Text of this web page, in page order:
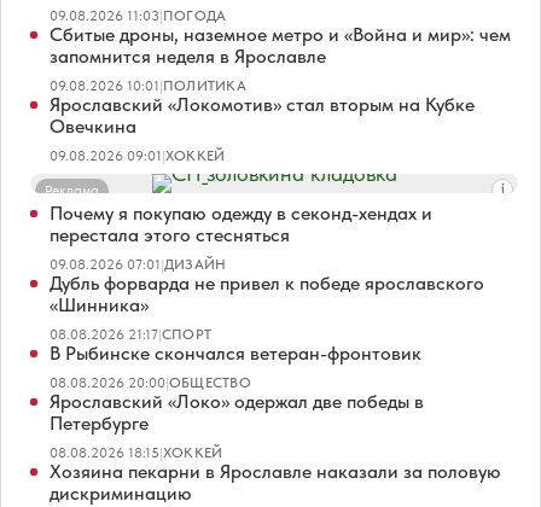
09.08.2026 11:03|ПОГОДА
Сбитые дроны, наземное метро и «Война и мир»: чем
запомнится неделя в Ярославле
09.08.2026 10:01|ПОЛИТИКА
Ярославский «Локомотив» стал вторым на Кубке
Овечкина
09.08.2026 09:01|ХОККЕЙ
Реклама
Почему я покупаю одежду в секонд-хендах и
перестала этого стесняться
09.08.2026 07:01|ДИЗАЙН
Дубль форварда не привел к победе ярославского
«Шинника»
08.08.2026 21:17|СПОРТ
В Рыбинске скончался ветеран-фронтовик
08.08.2026 20:00|ОБЩЕСТВО
Ярославский «Локо» одержал две победы в
Петербурге
08.08.2026 18:15|ХОККЕЙ
Хозяина пекарни в Ярославле наказали за половую
дискриминацию